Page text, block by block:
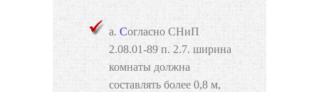
Согласно СНиП
2.08.01-89 п. 2.7. ширина
комнаты должна
составлять более 0,8 м,